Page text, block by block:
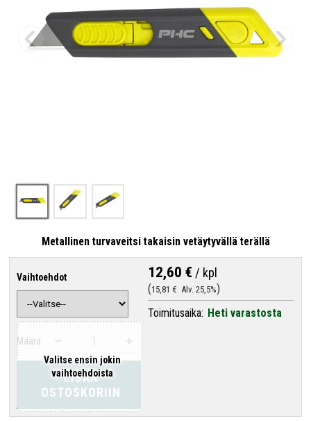
Metallinen turvaveitsi takaisin vetäytyvällä terällä
Vaihtoehdot
Valitse ensin jokin
vaihtoehdoista
Määrä:
LISÄÄ
OSTOSKORIIN
12,60 € / kpl
15,81 € Alv. 25,5%
Toimitusaika: Heti varastosta